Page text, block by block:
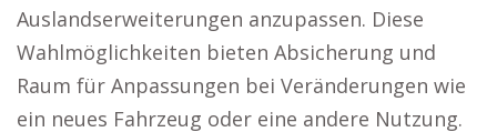
Auslandserweiterungen anzupassen. Diese
Wahlmöglichkeiten bieten Absicherung und
Raum für Anpassungen bei Veränderungen wie
ein neues Fahrzeug oder eine andere Nutzung.